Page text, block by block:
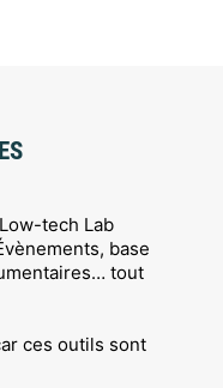
tech Lab
base
tout
ces outils sont